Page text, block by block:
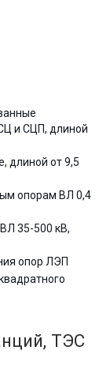
и СЦП, длиной
длиной от 9,5
опорам ВЛ 0,4
35-500 кВ,
опор ЛЭП
ТЭС